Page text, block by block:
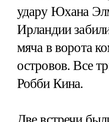
удару Юхана
Ирландии
мяча в ворота
островов. Все
Робби Кина.